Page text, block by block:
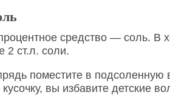
средство — соль. В
2 ст.л. соли.
поместите в подсоленную
вы избавите детские